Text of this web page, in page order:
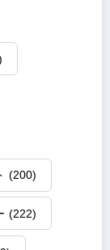
(200)
(222)